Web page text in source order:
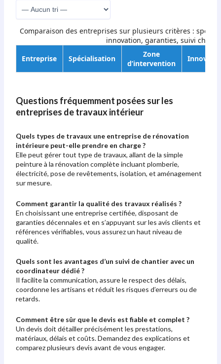
Comparaison des entreprises sur plusieurs critères :
innovation, garanties, suivi
Entreprise
Spécialisation
Zone
d’intervention
Questions fréquemment posées sur les
entreprises de travaux intérieur
Quels types de travaux une entreprise de rénovation
intérieure peut-elle prendre en charge ?
Elle peut gérer tout type de travaux, allant de la simple
peinture à la rénovation complète incluant plomberie,
électricité, pose de revêtements, isolation, et aménagement
sur mesure.
Comment garantir la qualité des travaux réalisés ?
En choisissant une entreprise certifiée, disposant de
garanties décennales et en s’appuyant sur les avis clients et
références vérifiables, vous assurez un haut niveau de
qualité.
Quels sont les avantages d’un suivi de chantier avec un
coordinateur dédié ?
Il facilite la communication, assure le respect des délais,
coordonne les artisans et réduit les risques d’erreurs ou de
retards.
Comment être sûr que le devis est fiable et complet ?
Un devis doit détailler précisément les prestations,
matériaux, délais et coûts. Demandez des explications et
comparez plusieurs devis avant de vous engager.